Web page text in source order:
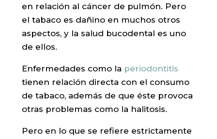
en relación al cáncer de pulmón. Pero
el tabaco es dañino en muchos otros
aspectos, y la salud bucodental es uno
de ellos.
Enfermedades como la periodontitis
tienen relación directa con el consumo
de tabaco, además de que éste provoca
otras problemas como la halitosis.
Pero en lo que se refiere estrictamente